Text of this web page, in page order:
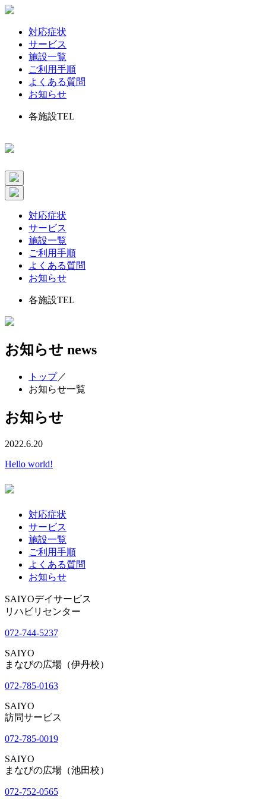
対応症状
サービス
施設一覧
ご利用手順
よくある質問
お知らせ
各施設TEL
対応症状
サービス
施設一覧
ご利用手順
よくある質問
お知らせ
各施設TEL
お知らせ news
トップ／
お知らせ一覧
お知らせ
2022.6.20
Hello world!
対応症状
サービス
施設一覧
ご利用手順
よくある質問
お知らせ
SAIYOデイサービス
リハビリセンター
072-744-5237
SAIYO
まなびの広場（伊丹校）
072-785-0163
SAIYO
訪問サービス
072-785-0019
SAIYO
まなびの広場（池田校）
072-752-0565